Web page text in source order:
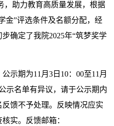
，助力教育高质量发展，根据
金”评选条件及名额分配，经
确定了我院2025年“筑梦奖学
示期为11月3日10：00至11月
示名单有异议，请于公示期内
馈不予处理。反映情况应实
实。反馈邮箱：